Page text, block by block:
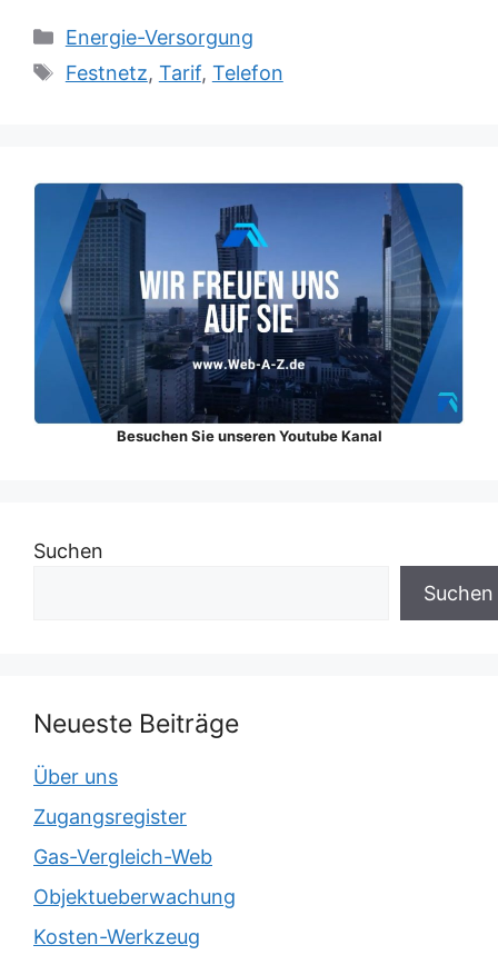
Kategorien
Energie-Versorgung
Schlagwörter
Festnetz, Tarif, Telefon
Besuchen Sie unseren Youtube Kanal
Suchen
Suchen
Neueste Beiträge
Über uns
Zugangsregister
Gas-Vergleich-Web
Objektueberwachung
Kosten-Werkzeug